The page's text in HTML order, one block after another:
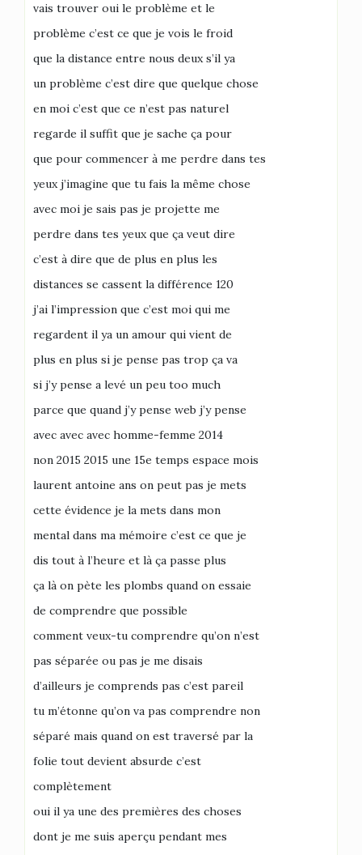
vais trouver oui le problème et le
problème c’est ce que je vois le froid
que la distance entre nous deux s’il ya
un problème c’est dire que quelque chose
en moi c’est que ce n’est pas naturel
regarde il suffit que je sache ça pour
que pour commencer à me perdre dans tes
yeux j’imagine que tu fais la même chose
avec moi je sais pas je projette me
perdre dans tes yeux que ça veut dire
c’est à dire que de plus en plus les
distances se cassent la différence 120
j’ai l’impression que c’est moi qui me
regardent il ya un amour qui vient de
plus en plus si je pense pas trop ça va
si j’y pense a levé un peu too much
parce que quand j’y pense web j’y pense
avec avec avec homme-femme 2014
non 2015 2015 une 15e temps espace mois
laurent antoine ans on peut pas je mets
cette évidence je la mets dans mon
mental dans ma mémoire c’est ce que je
dis tout à l’heure et là ça passe plus
ça là on pète les plombs quand on essaie
de comprendre que possible
comment veux-tu comprendre qu’on n’est
pas séparée ou pas je me disais
d’ailleurs je comprends pas c’est pareil
tu m’étonne qu’on va pas comprendre non
séparé mais quand on est traversé par la
folie tout devient absurde c’est
complètement
oui il ya une des premières des choses
dont je me suis aperçu pendant mes